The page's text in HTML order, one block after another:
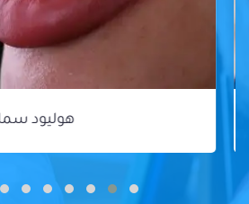
هوليود سمايل